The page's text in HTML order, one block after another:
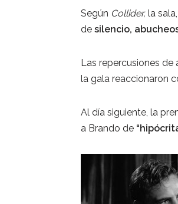
Según Collider, la
de silencio,
Las repercusiones
la gala reaccionaron
Al día siguiente, la
a Brando de